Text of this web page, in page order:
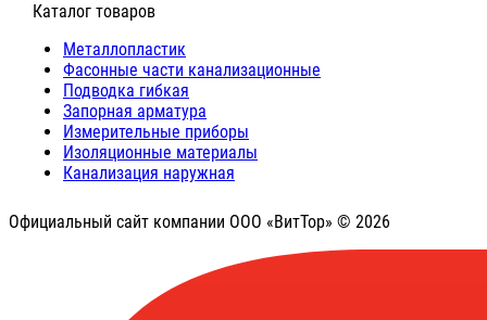
⠀Каталог товаров
Металлопластик
Фасонные части канализационные
Подводка гибкая
Запорная арматура
Измерительные приборы
Изоляционные материалы
Канализация наружная
Официальный сайт компании ООО «ВитТор» © 2026